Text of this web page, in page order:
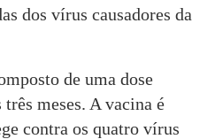
dos vírus causadores da
de uma dose
meses. A vacina é
contra os quatro vírus